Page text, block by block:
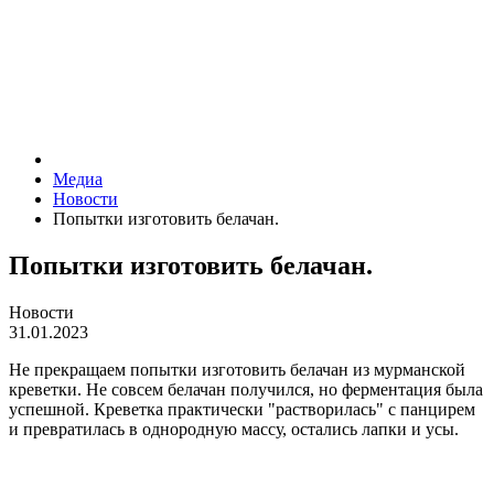
Медиа
Новости
Попытки изготовить белачан.
Попытки изготовить белачан.
Новости
31.01.2023
Не прекращаем попытки изготовить белачан из мурманской
креветки. Не совсем белачан получился, но ферментация была
успешной. Креветка практически "растворилась" с панцирем
и превратилась в однородную массу, остались лапки и усы.